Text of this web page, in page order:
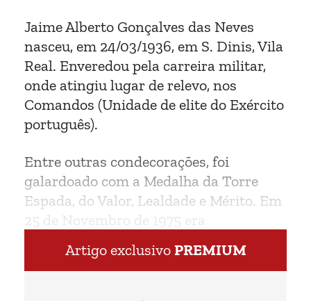
Jaime Alberto Gonçalves das Neves
nasceu, em 24/03/1936, em S. Dinis, Vila
Real. Enveredou pela carreira militar,
onde atingiu lugar de relevo, nos
Comandos (Unidade de elite do Exército
português).
Entre outras condecorações, foi
galardoado com a Medalha da Torre
Espada, do Valor, Lealdade e Mérito. Em
25 de Novembro de 1975 era
Artigo exclusivoPREMIUM